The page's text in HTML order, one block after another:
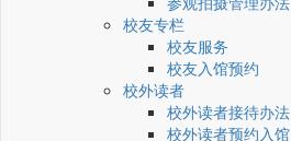
校友专栏
校友服务
校友入馆预约
校外读者
校外读者接待办法
校外读者预约入馆